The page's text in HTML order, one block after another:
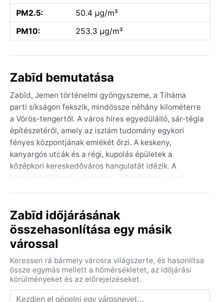
PM2.5:
50.4 µg/m³
PM10:
253.3 µg/m³
Zabīd bemutatása
Zabīd, Jemen történelmi gyöngyszeme, a Tiháma
parti síkságon fekszik, mindössze néhány kilométerre
a Vörös-tengertől. A város híres egyedülálló, sár-tégla
építészetéről, amely az iszlám tudomány egykori
fényes központjának emlékét őrzi. A keskeny,
kanyargós utcák és a régi, kupolás épületek a
középkori kereskedőváros hangulatát idézik. A
környező táj kopár, sivatagos, a forróság és a por
hirdetik. Zabīd légkörét a lassú, nyugodt tempó és az
időtlenség érzése hatja át.
A város éghajlata a Köppen-féle BWh, vagyis forró
nappali hőmérséklet rendszeresen 40°C fölé kúszik,
az éjszakák is alig hoznak enyhülést. A tél enyhe és
kellemes, 20-25°C közötti átlagokkal, bár az éjszakák
Zabīd időjárásának
összehasonlítása egy másik
várossal
Keressen rá bármely városra világszerte, és hasonlítsa
össze egymás mellett a hőmérsékletet, az időjárási
körülményeket és az előrejelzéseket.